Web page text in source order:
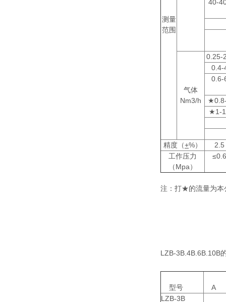
测量
范围
40-
气体
Nm3/h
0.25-
0.4-
0.6-
★1-
精度（+%）
2.5
工作压力
（Mpa）
≤0.6
注：打★的流量为本
LZB-3B.4B.6B.10B
型号
A
LZB-3B